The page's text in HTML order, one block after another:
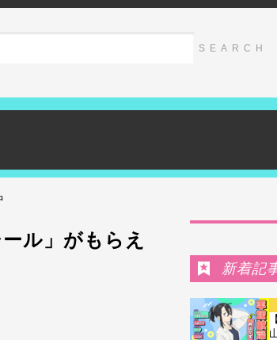
ル」がもらえ
新着記